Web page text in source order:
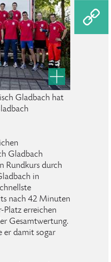
Gladbach hat
Gladbach
Rundkurs durch
in
nach 42 Minuten
Platz erreichen
Gesamtwertung.
er damit sogar